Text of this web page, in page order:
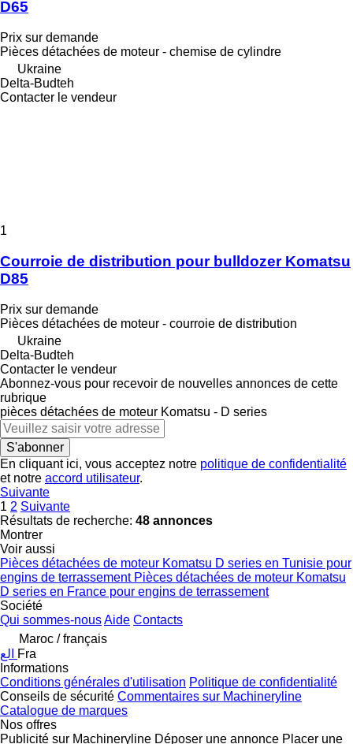
D65
Prix sur demande
Pièces détachées de moteur - chemise de cylindre
Ukraine
Delta-Budteh
Contacter le vendeur
1
Courroie de distribution pour bulldozer Komatsu
D85
Prix sur demande
Pièces détachées de moteur - courroie de distribution
Ukraine
Delta-Budteh
Contacter le vendeur
Abonnez-vous pour recevoir de nouvelles annonces de cette
rubrique
pièces détachées de moteur Komatsu - D series
S'abonner
En cliquant ici, vous acceptez notre politique de confidentialité
et notre accord utilisateur.
Suivante
1 2 Suivante
Résultats de recherche: 48 annonces
Montrer
Voir aussi
Pièces détachées de moteur Komatsu D series en Tunisie pour
engins de terrassement Pièces détachées de moteur Komatsu
D series en France pour engins de terrassement
Société
Qui sommes-nousAide Contacts
Maroc / français
Fra
Informations
Conditions générales d'utilisation Politique de confidentialité
Conseils de sécurité Commentaires sur Machineryline
Catalogue de marques
Nos offres
Publicité sur Machineryline Déposer une annonce Placer une